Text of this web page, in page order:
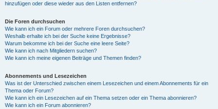
hinzufügen oder diese wieder aus den Listen entfernen?
Die Foren durchsuchen
Wie kann ich ein Forum oder mehrere Foren durchsuchen?
Weshalb erhalte ich bei der Suche keine Ergebnisse?
Warum bekomme ich bei der Suche eine leere Seite?
Wie kann ich nach Mitgliedern suchen?
Wie kann ich meine eigenen Beiträge und Themen finden?
Abonnements und Lesezeichen
Was ist der Unterschied zwischen einem Lesezeichen und einem Abonnements für ein
Thema oder Forum?
Wie kann ich ein Lesezeichen auf ein Thema setzen oder ein Thema abonnieren?
Wie kann ich ein Forum abonnieren?